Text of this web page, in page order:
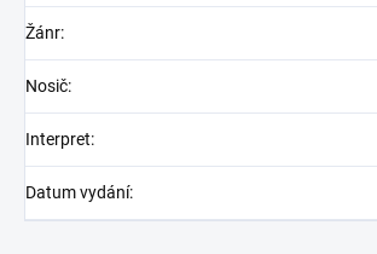
Žánr:
Nosič:
Interpret:
Datum vydání: